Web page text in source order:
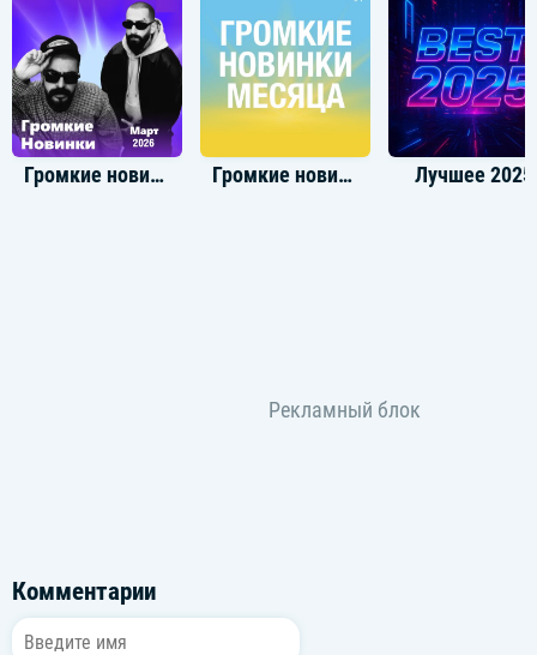
Громкие новинки: Март 2026 Громкие новинки месяца Лучшее 2025
Комментарии